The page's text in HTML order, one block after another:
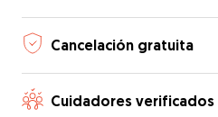
Cancelación gratuita
Cuidadores verificados